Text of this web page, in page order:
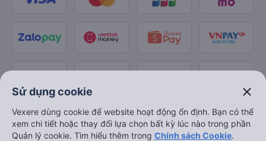
Sử dụng cookie close
Vexere dùng cookie để website hoạt động ổn định. Bạn có thể
xem chi tiết hoặc thay đổi lựa chọn bất kỳ lúc nào trong phần
Quản lý cookie. Tìm hiểu thêm trong Chính sách Cookie.